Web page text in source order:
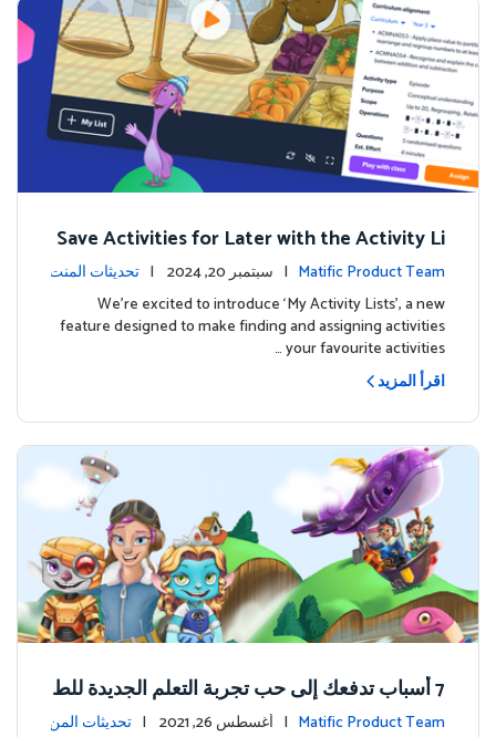
Save Activities for Later with the Activity Li
sts Feature
Matific Product Team | سبتمبر 20, 2024 | تحديثات المنت
We're excited to introduce ‘My Activity Lists’, a new
feature designed to make finding and assigning activities
your favourite activities …
اقرأ المزيد
7 أسباب تدفعك إلى حب تجربة التعلم الجديدة للط
لاب في ماتيفيك
Matific Product Team | أغسطس 26, 2021 | تحديثات المن